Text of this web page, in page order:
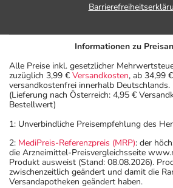
Informationen zu
Alle Preise inkl. gesetzlicher
zuzüglich 3,99 € Versandkosten, ab 34,99
versandkostenfrei innerhalb Deutschlands.
(Lieferung nach Österreich: 4,95 €
Bestellwert)
1: Unverbindliche Preisempfehlung des
2: MediPreis-Referenzpreis (MRP): der
die Arzneimittel-Preisvergleichsseite
Produkt ausweist (Stand: 08.08.2026).
zwischenzeitlich geändert und damit die
Versandapotheken geändert haben.